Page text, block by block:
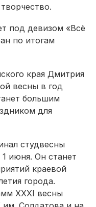
под девизом «Всё
по итогам
края Дмитрия
весны в год
большим
для
студвесны
июня. Он станет
краевой
города.
XXXI весны